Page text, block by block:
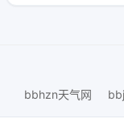
bbhzn天气网